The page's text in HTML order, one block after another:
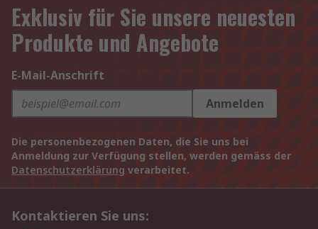
Exklusiv für Sie unsere neuesten
Produkte und Angebote
E-Mail-Anschrift
Anmelden
Die personenbezogenen Daten, die Sie uns bei
Anmeldung zur Verfügung stellen, werden gemäss der
Datenschutzerklärung verarbeitet.
Kontaktieren Sie uns: